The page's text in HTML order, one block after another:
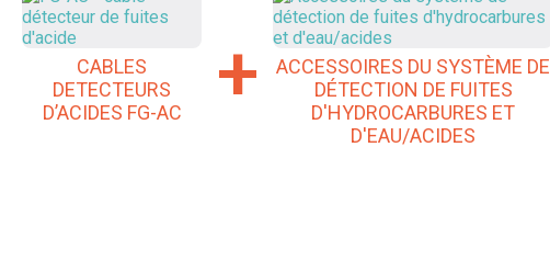
CABLES
DETECTEURS
D’ACIDES FG-AC
+
ACCESSOIRES DU SYSTÈME DE
DÉTECTION DE FUITES
D'HYDROCARBURES ET
D'EAU/ACIDES